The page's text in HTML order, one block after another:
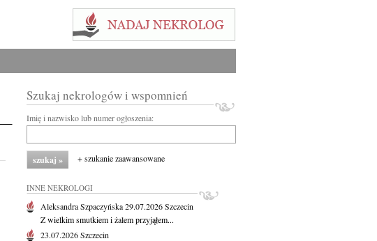
Szukaj nekrologów i wspomnień
Imię i nazwisko lub numer ogłoszenia:
+ szukanie zaawansowane
INNE NEKROLOGI
Aleksandra Szpaczyńska29.07.2026Szczecin
Z wielkim smutkiem i żalem przyjąłem...
23.07.2026Szczecin